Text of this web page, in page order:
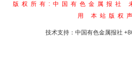
版权所有:中国有色金属报社
用 本站版权
技术支持：中国有色金属报社